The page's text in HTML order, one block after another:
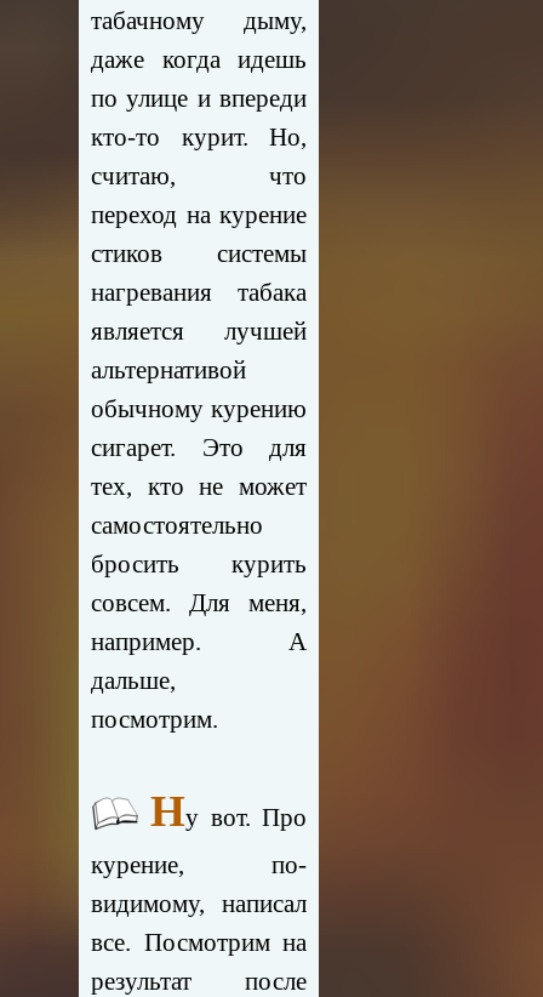
табачному дыму,
даже когда идешь
по улице и впереди
кто-то курит. Но,
считаю, что
переход на курение
стиков системы
нагревания табака
является лучшей
альтернативой
обычному курению
сигарет. Это для
тех, кто не может
самостоятельно
бросить курить
совсем. Для меня,
например. А
дальше,
посмотрим.
Ну вот. Про
курение, по-
видимому, написал
все. Посмотрим на
результат после